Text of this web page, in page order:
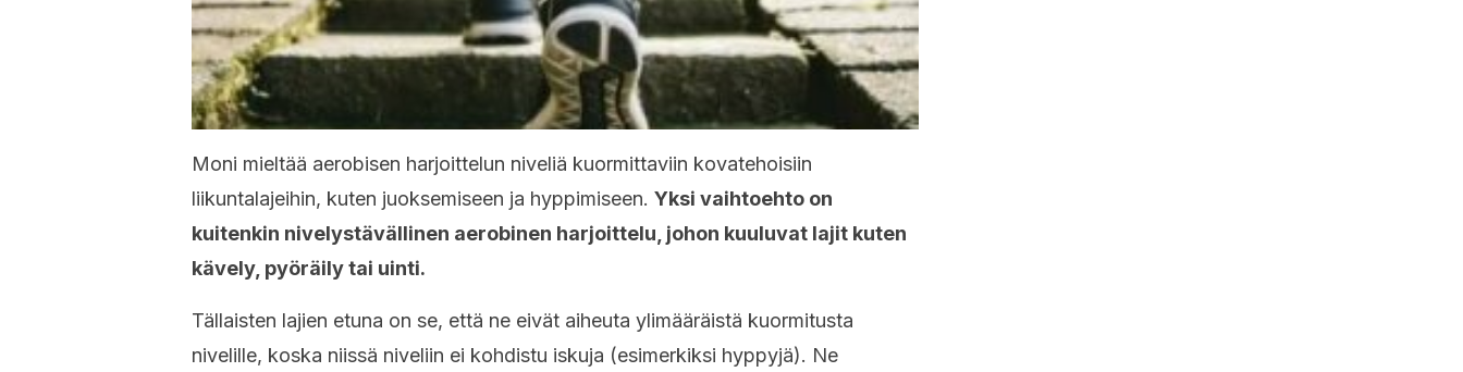
Moni mieltää aerobisen harjoittelun niveliä kuormittaviin kovatehoisiin
liikuntalajeihin, kuten juoksemiseen ja hyppimiseen. Yksi vaihtoehto on
kuitenkin nivelystävällinen aerobinen harjoittelu, johon kuuluvat lajit kuten
kävely, pyöräily tai uinti.
Tällaisten lajien etuna on se, että ne eivät aiheuta ylimääräistä kuormitusta
nivelille, koska niissä niveliin ei kohdistu iskuja (esimerkiksi hyppyjä). Ne